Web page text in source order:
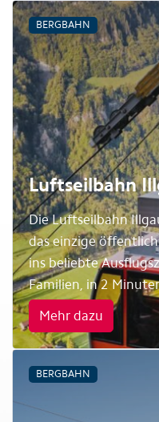
BERGBAHN
Luftseilbahn
Die Luftseilbahn
das einzige
ins beliebte
Familien, in 2
Mehr dazu
BERGBAHN